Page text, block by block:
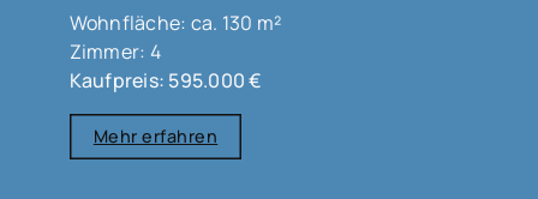
Wohnfläche: ca. 130 m²
Zimmer: 4
Kaufpreis: 595.000 €
Mehr erfahren